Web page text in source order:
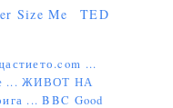
Size Me TED
...
...ЖИВОТ НА
...BBC Good